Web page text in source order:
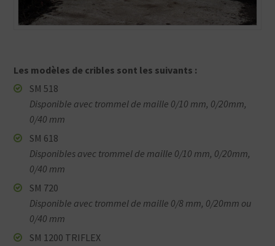
Les modèles de cribles sont les suivants :
SM 518
Disponible avec trommel de maille 0/10 mm, 0/20mm,
0/40 mm
SM 618
Disponibles avec trommel de maille 0/10 mm, 0/20mm,
0/40 mm
SM 720
Disponible avec trommel de maille 0/8 mm, 0/20mm ou
0/40 mm
SM 1200 TRIFLEX